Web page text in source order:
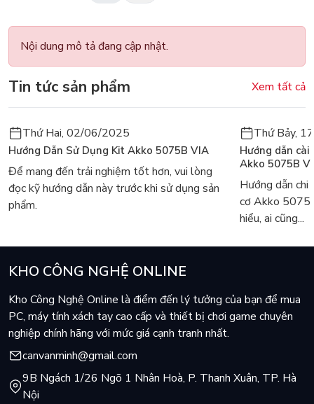
Nội dung mô tả đang cập nhật.
Tin tức sản phẩm Xem tất cả
Thứ Hai, 02/06/2025
Hướng Dẫn Sử Dụng Kit Akko 5075B VIA
Để mang đến trải nghiệm tốt hơn, vui lòng
đọc kỹ hướng dẫn này trước khi sử dụng sản
phẩm.
Thứ Bảy,
Hướng dẫn
Akko 5075B
Hướng dẫn
cơ Akko
hiểu, ai cũng...
KHO CÔNG NGHỆ ONLINE
Kho Công Nghệ Online là điểm đến lý tưởng của bạn để mua
PC, máy tính xách tay cao cấp và thiết bị chơi game chuyên
nghiệp chính hãng với mức giá cạnh tranh nhất.
canvanminh@gmail.com
9B Ngách 1/26 Ngõ 1 Nhân Hoà, P. Thanh Xuân, TP. Hà
Nội